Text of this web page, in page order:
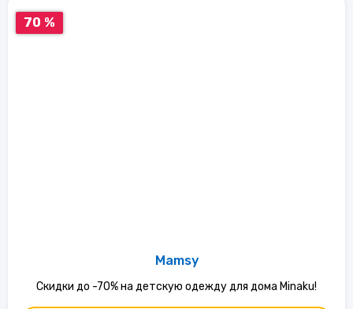
70 %
Mamsy
Скидки до -70% на детскую одежду для дома Minaku!